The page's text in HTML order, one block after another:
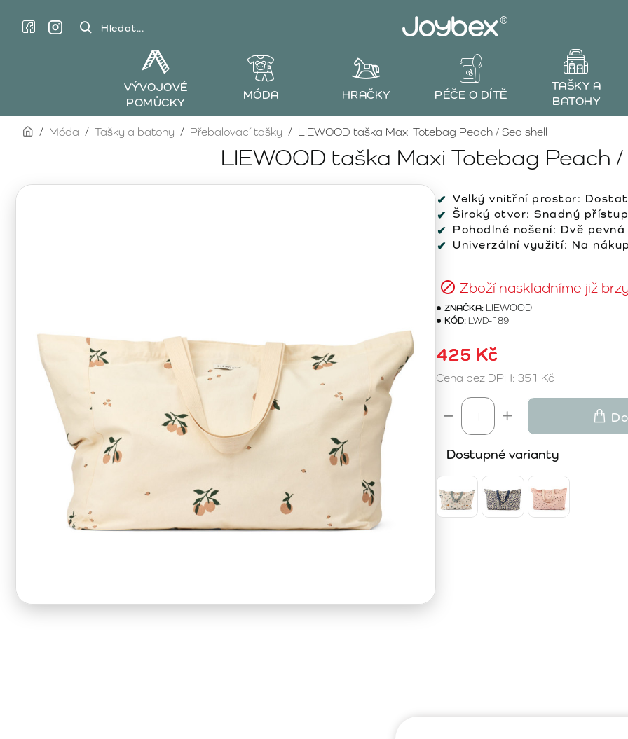
Hledat...
VÝVOJOVÉ
POMŮCKY
MÓDA HRAČKY PÉČE O DÍTĚ
TAŠKY A
BATOHY
LIEWOOD taška Maxi Totebag Peach /
homeMóda Tašky a batohy Přebalovací tašky LIEWOOD taška Maxi Totebag Peach / Sea shell
Velký vnitřní prostor:
Široký otvor: Snadný
Pohodlné nošení: Dvě
Univerzální využití: Na
Zboží naskladníme již brzy
ZNAČKA: LIEWOOD
KÓD: LWD-189
425 Kč
Cena bez DPH: 351 Kč
Dostupné varianty